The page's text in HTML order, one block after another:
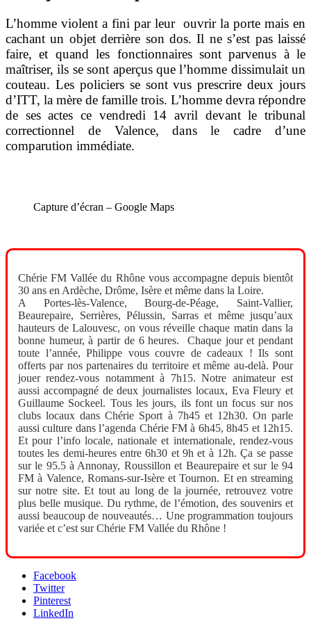
L’homme violent a fini par leur ouvrir la porte mais en
cachant un objet derrière son dos. Il ne s’est pas laissé
faire, et quand les fonctionnaires sont parvenus à le
maîtriser, ils se sont aperçus que l’homme dissimulait un
couteau. Les policiers se sont vus prescrire deux jours
d’ITT, la mère de famille trois. L’homme devra répondre
de ses actes ce vendredi 14 avril devant le tribunal
correctionnel de Valence, dans le cadre d’une
comparution immédiate.
Capture d’écran – Google Maps
Chérie FM Vallée du Rhône vous accompagne depuis bientôt
30 ans en Ardèche, Drôme, Isère et même dans la Loire.
A Portes-lès-Valence, Bourg-de-Péage, Saint-Vallier,
Beaurepaire, Serrières, Pélussin, Sarras et même jusqu’aux
hauteurs de Lalouvesc, on vous réveille chaque matin dans la
bonne humeur, à partir de 6 heures. Chaque jour et pendant
toute l’année, Philippe vous couvre de cadeaux ! Ils sont
offerts par nos partenaires du territoire et même au-delà. Pour
jouer rendez-vous notamment à 7h15. Notre animateur est
aussi accompagné de deux journalistes locaux, Eva Fleury et
Guillaume Sockeel. Tous les jours, ils font un focus sur nos
clubs locaux dans Chérie Sport à 7h45 et 12h30. On parle
aussi culture dans l’agenda Chérie FM à 6h45, 8h45 et 12h15.
Et pour l’info locale, nationale et internationale, rendez-vous
toutes les demi-heures entre 6h30 et 9h et à 12h. Ça se passe
sur le 95.5 à Annonay, Roussillon et Beaurepaire et sur le 94
FM à Valence, Romans-sur-Isère et Tournon. Et en streaming
sur notre site. Et tout au long de la journée, retrouvez votre
plus belle musique. Du rythme, de l’émotion, des souvenirs et
aussi beaucoup de nouveautés… Une programmation toujours
variée et c’est sur Chérie FM Vallée du Rhône !
Facebook
Twitter
Pinterest
LinkedIn